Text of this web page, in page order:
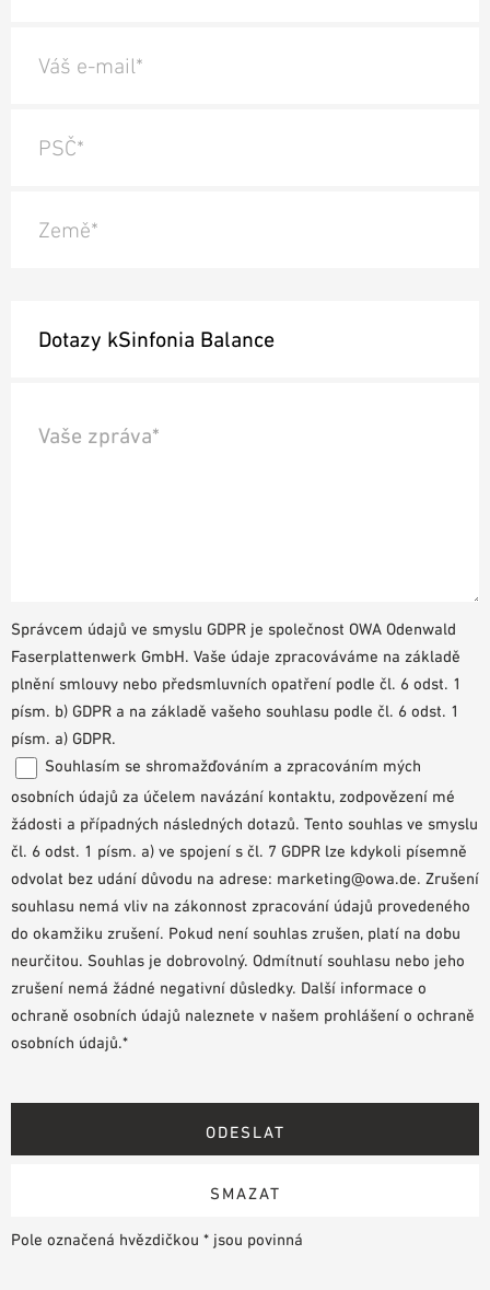
Váš e-mail*
PSČ*
Země*
Správcem údajů ve smyslu GDPR je společnost OWA Odenwald
Faserplattenwerk GmbH. Vaše údaje zpracováváme na základě
plnění smlouvy nebo předsmluvních opatření podle čl. 6 odst. 1
písm. b) GDPR a na základě vašeho souhlasu podle čl. 6 odst. 1
písm. a) GDPR.
Souhlasím se shromažďováním a zpracováním mých
osobních údajů za účelem navázání kontaktu, zodpovězení mé
žádosti a případných následných dotazů. Tento souhlas ve smyslu
čl. 6 odst. 1 písm. a) ve spojení s čl. 7 GDPR lze kdykoli písemně
odvolat bez udání důvodu na adrese: marketing@owa.de. Zrušení
souhlasu nemá vliv na zákonnost zpracování údajů provedeného
do okamžiku zrušení. Pokud není souhlas zrušen, platí na dobu
neurčitou. Souhlas je dobrovolný. Odmítnutí souhlasu nebo jeho
zrušení nemá žádné negativní důsledky. Další informace o
ochraně osobních údajů naleznete v našem prohlášení o ochraně
osobních údajů.*
Pole označená hvězdičkou * jsou povinná